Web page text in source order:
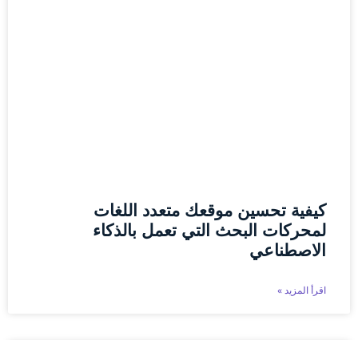
كيفية تحسين موقعك متعدد اللغات
لمحركات البحث التي تعمل بالذكاء
الاصطناعي
اقرأ المزيد »